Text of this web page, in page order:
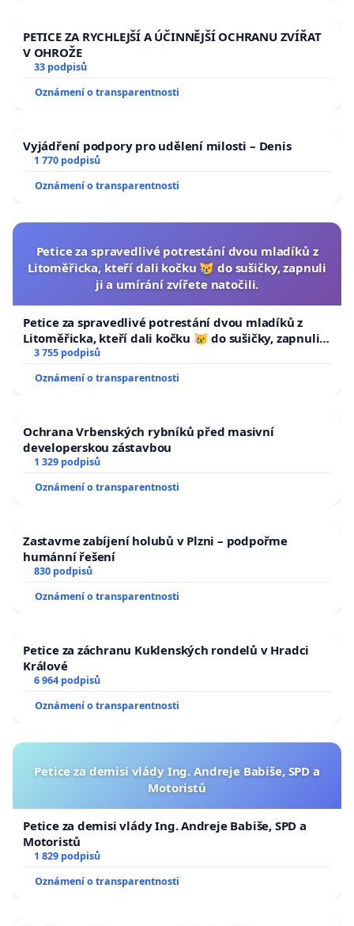
PETICE ZA RYCHLEJŠÍ A ÚČINNĚJŠÍ OCHRANU ZVÍŘAT
V OHROŽE
33 podpisů
Oznámení o transparentnosti
Vyjádření podpory pro udělení milosti – Denis
1 770 podpisů
Oznámení o transparentnosti
Petice za spravedlivé potrestání dvou mladíků z
Litoměřicka, kteří dali kočku 😿 do sušičky, zapnuli
ji a umírání zvířete natočili.
Petice za spravedlivé potrestání dvou mladíků z
Litoměřicka, kteří dali kočku 😿 do sušičky, zapnuli ji
a umírání zvířete natočili.
3 755 podpisů
Oznámení o transparentnosti
Ochrana Vrbenských rybníků před masivní
developerskou zástavbou
1 329 podpisů
Oznámení o transparentnosti
Zastavme zabíjení holubů v Plzni – podpořme
humánní řešení
830 podpisů
Oznámení o transparentnosti
Petice za záchranu Kuklenských rondelů v Hradci
Králové
6 964 podpisů
Oznámení o transparentnosti
Petice za demisi vlády Ing. Andreje Babiše, SPD a
Motoristů
Petice za demisi vlády Ing. Andreje Babiše, SPD a
Motoristů
1 829 podpisů
Oznámení o transparentnosti